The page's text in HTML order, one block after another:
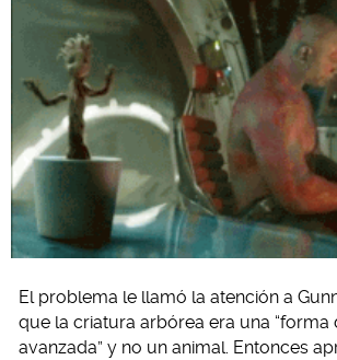
El problema le llamó la atención a
que la criatura arbórea era una “forma
avanzada” y no un animal. Entonces